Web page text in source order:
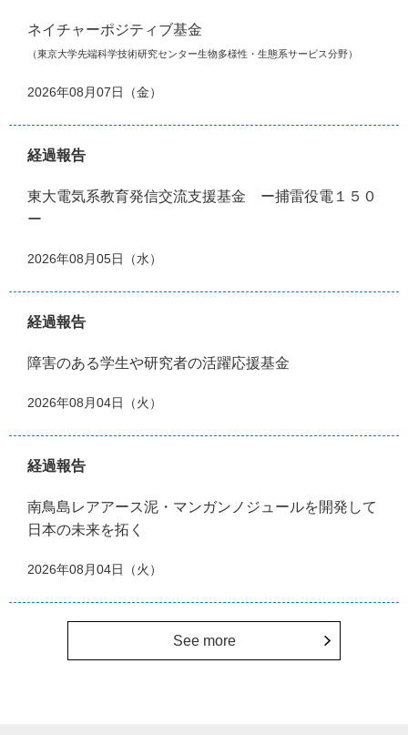
ネイチャーポジティブ基金
（東京大学先端科学技術研究センター生物多様性・生態系サービス分野）
2026年08月07日（金）
経過報告
東大電気系教育発信交流支援基金 ー捕雷役電１５０
ー
2026年08月05日（水）
経過報告
障害のある学生や研究者の活躍応援基金
2026年08月04日（火）
経過報告
南鳥島レアアース泥・マンガンノジュールを開発して
日本の未来を拓く
2026年08月04日（火）
See more